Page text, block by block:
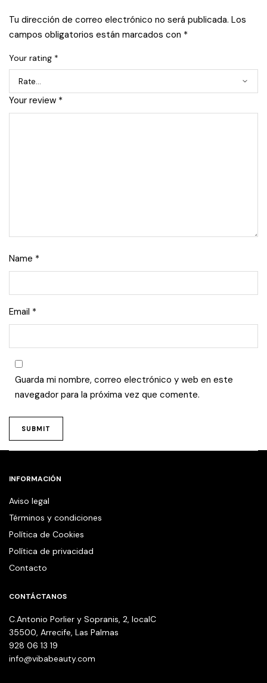
Tu dirección de correo electrónico no será publicada. Los
campos obligatorios están marcados con *
Your rating *
Your review *
Name *
Email *
Guarda mi nombre, correo electrónico y web en este
navegador para la próxima vez que comente.
INFORMACIÓN
Aviso legal
Términos y condiciones
Política de Cookies
Política de privacidad
Contacto
CONTÁCTANOS
C.Antonio Porlier y Sopranis, 2, localC
35500, Arrecife, Las Palmas
928 06 13 19
info@vibabeauty.com